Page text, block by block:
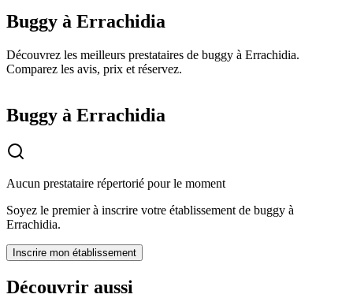
Buggy à Errachidia
Découvrez les meilleurs prestataires de buggy à Errachidia.
Comparez les avis, prix et réservez.
Buggy à Errachidia
Aucun prestataire répertorié pour le moment
Soyez le premier à inscrire votre établissement de buggy à
Errachidia.
Inscrire mon établissement
Découvrir aussi